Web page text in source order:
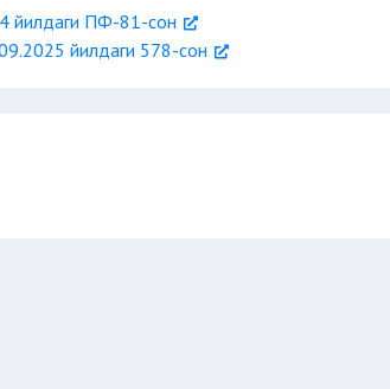
йилдаги ПФ-81-сон
йилдаги 578-сон